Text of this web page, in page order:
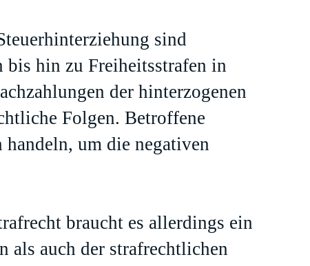
sind
bis hin zu Freiheitsstrafen in
der hinterzogenen
Folgen. Betroffene
um die negativen
braucht es allerdings ein
als auch der strafrechtlichen